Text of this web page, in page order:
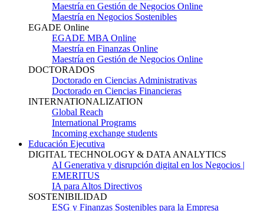
Maestría en Gestión de Negocios Online
Maestría en Negocios Sostenibles
EGADE Online
EGADE MBA Online
Maestría en Finanzas Online
Maestría en Gestión de Negocios Online
DOCTORADOS
Doctorado en Ciencias Administrativas
Doctorado en Ciencias Financieras
INTERNATIONALIZATION
Global Reach
International Programs
Incoming exchange students
Educación Ejecutiva
DIGITAL TECHNOLOGY & DATA ANALYTICS
AI Generativa y disrupción digital en los Negocios |
EMERITUS
IA para Altos Directivos
SOSTENIBILIDAD
ESG y Finanzas Sostenibles para la Empresa